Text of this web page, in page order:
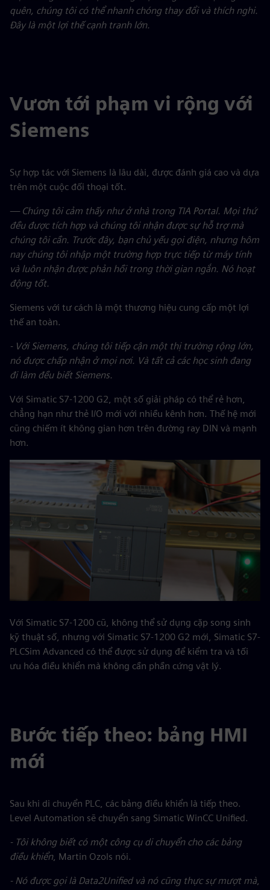
quên, chúng tôi có thể nhanh chóng thay đổi và thích nghi.
Đây là một lợi thế cạnh tranh lớn.
Vươn tới phạm vi rộng với
Siemens
Sự hợp tác với Siemens là lâu dài, được đánh giá cao và dựa
trên một cuộc đối thoại tốt.
— Chúng tôi cảm thấy như ở nhà trong TIA Portal. Mọi thứ
đều được tích hợp và chúng tôi nhận được sự hỗ trợ mà
chúng tôi cần. Trước đây, bạn chủ yếu gọi điện, nhưng hôm
nay chúng tôi nhập một trường hợp trực tiếp từ máy tính
và luôn nhận được phản hồi trong thời gian ngắn. Nó hoạt
động tốt.
Siemens với tư cách là một thương hiệu cung cấp một lợi
thế an toàn.
- Với Siemens, chúng tôi tiếp cận một thị trường rộng lớn,
nó được chấp nhận ở mọi nơi. Và tất cả các học sinh đang
đi làm đều biết Siemens.
Với Simatic S7-1200 G2, một số giải pháp có thể rẻ hơn,
chẳng hạn như thẻ I/O mới với nhiều kênh hơn. Thế hệ mới
cũng chiếm ít không gian hơn trên đường ray DIN và mạnh
hơn.
Với Simatic S7-1200 cũ, không thể sử dụng cặp song sinh
kỹ thuật số, nhưng với Simatic S7-1200 G2 mới, Simatic S7-
PLCSim Advanced có thể được sử dụng để kiểm tra và tối
ưu hóa điều khiển mà không cần phần cứng vật lý.
Bước tiếp theo: bảng HMI
mới
Sau khi di chuyển PLC, các bảng điều khiển là tiếp theo.
Level Automation sẽ chuyển sang Simatic WinCC Unified.
- Tôi không biết có một công cụ di chuyển cho các bảng
điều khiển, Martin Ozols nói.
- Nó được gọi là Data2Unified và nó cũng thực sự mượt mà